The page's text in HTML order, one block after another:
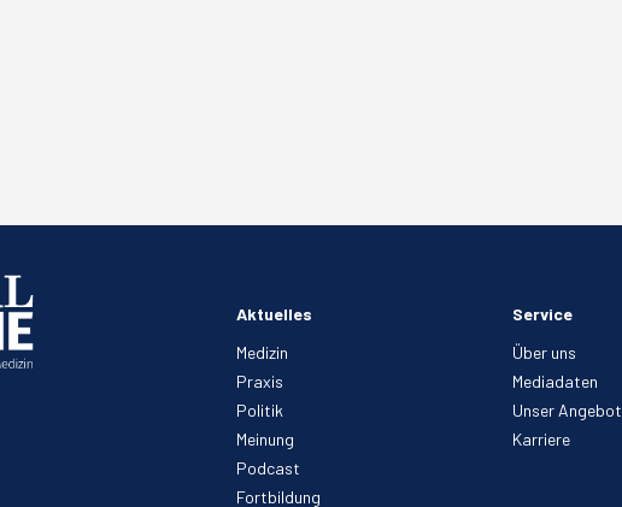
Aktuelles
Medizin
Praxis
Politik
Meinung
Podcast
Fortbildung
Service
Über uns
Mediadaten
Unser Angebot
Karriere